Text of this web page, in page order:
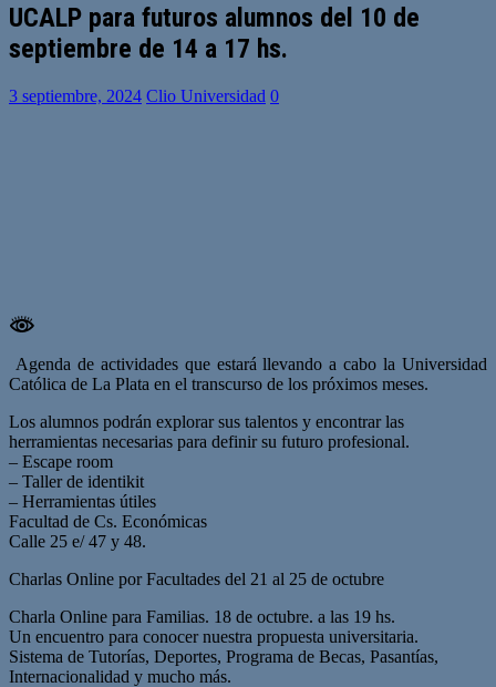
UCALP para futuros alumnos del 10 de
septiembre de 14 a 17 hs.
3 septiembre, 2024 Clio Universidad 0
Agenda de actividades que estará llevando a cabo la Universidad
Católica de La Plata en el transcurso de los próximos meses.
Los alumnos podrán explorar sus talentos y encontrar las
herramientas necesarias para definir su futuro profesional.
– Escape room
– Taller de identikit
– Herramientas útiles
Facultad de Cs. Económicas
Calle 25 e/ 47 y 48.
Charlas Online por Facultades del 21 al 25 de octubre
Charla Online para Familias. 18 de octubre. a las 19 hs.
Un encuentro para conocer nuestra propuesta universitaria.
Sistema de Tutorías, Deportes, Programa de Becas, Pasantías,
Internacionalidad y mucho más.